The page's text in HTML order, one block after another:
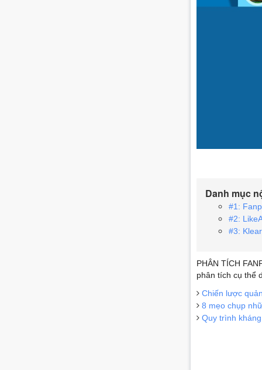
Danh mục
#1:
#2:
#3:
PHÂN TÍCH
phân tích cụ thể
Chiến lược
8 mẹo chụp
Quy trình